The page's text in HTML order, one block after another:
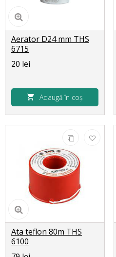
Aerator D24 mm THS
6715
20 lei
Adaugă în coș
Ata teflon 80m THS
6100